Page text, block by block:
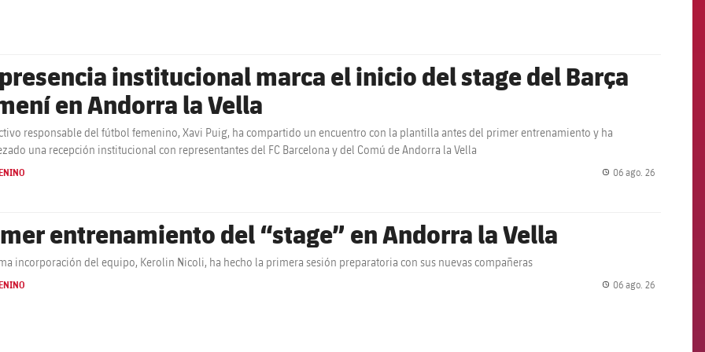
institucional marca el inicio del stage del Barça
en Andorra la Vella
responsable del fútbol femenino, Xavi Puig, ha compartido un encuentro con la plantilla antes del primer entrenamiento y ha
una recepción institucional con representantes del FC Barcelona y del Comú de Andorra la Vella
06 ago. 26
entrenamiento del “stage” en Andorra la Vella
incorporación del equipo, Kerolin Nicoli, ha hecho la primera sesión preparatoria con sus nuevas compañeras
06 ago. 26